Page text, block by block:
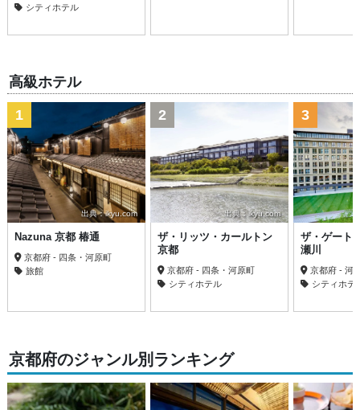
シティホテル
高級ホテル
出典：ikyu.com
1
Nazuna 京都 椿通
京都府 - 四条・河原町
旅館
出典：ikyu.com
2
ザ・リッツ・カールトン
京都
京都府 - 四条・河原町
シティホテル
3
ザ・ゲート
瀬川
京都府 - 河
シティホテ
京都府のジャンル別ランキング